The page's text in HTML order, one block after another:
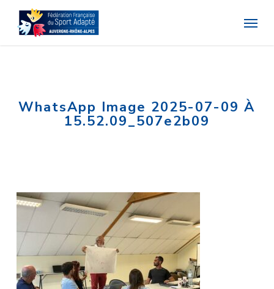
main
content
Menu
WhatsApp Image 2025-07-09 À
15.52.09_507e2b09